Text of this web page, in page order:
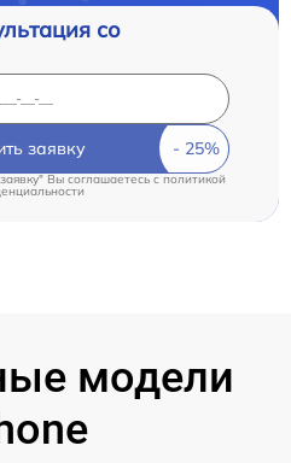
со
заявку
Вы соглашаетесь cполитикой
модели